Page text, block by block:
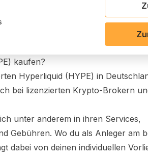
kaufen?
Hyperliquid (HYPE) in
bei lizenzierten Krypto-Brokern
unter anderem in ihren Services,
Gebühren. Wo du als Anleger am
dabei von deinen individuellen